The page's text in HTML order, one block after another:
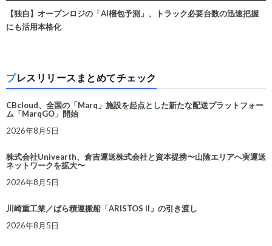
【独自】オープンロジの「AI梱包予測」、トラック必要台数の迅速把握
にも活用本格化
プレスリリースまとめてチェック
CBcloud、全国の「Marq」施設を起点とした新たな配送プラットフォー
ム「MarqGO」開始
2026年8月5日
株式会社Univearth、倉吉運送株式会社と資本提携〜山陰エリアへ実運送
ネットワークを拡大〜
2026年8月5日
川崎重工業／ばら積運搬船「ARISTOS II」の引き渡し
2026年8月5日